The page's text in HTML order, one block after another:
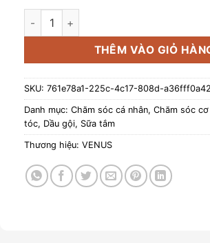
Sữa tắm Gội 2in1 Hương Nước Hoa
THÊM VÀO GIỎ
SKU: 761e78a1-225c-4c17-808d-
Danh mục: Chăm sóc cá nhân, Chăm sóc
tóc, Dầu gội, Sữa tắm
Thương hiệu: VENUS